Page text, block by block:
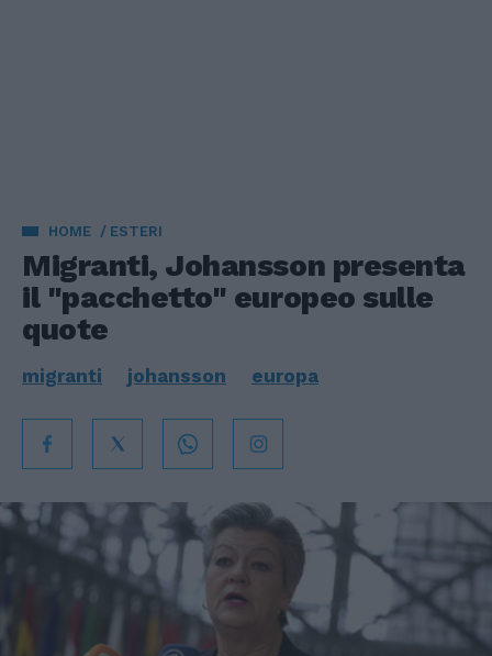
HOME ESTERI
Migranti, Johansson presenta
il "pacchetto" europeo sulle
quote
migranti johansson europa